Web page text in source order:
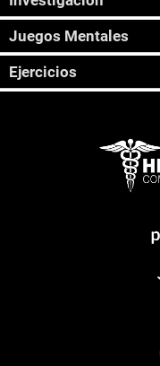
Juegos Mentales
Ejercicios